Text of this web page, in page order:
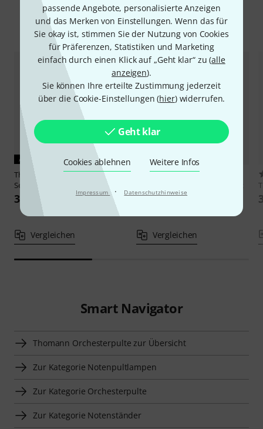
passende Angebote, personalisierte Anzeigen
und das Merken von Einstellungen. Wenn das für
Sie okay ist, stimmen Sie der Nutzung von Cookies
für Präferenzen, Statistiken und Marketing
einfach durch einen Klick auf „Geht klar“ zu (alle
anzeigen).
Sie können Ihre erteilte Zustimmung jederzeit
über die Cookie-Einstellungen (hier) widerrufen.
Geht klar
Cookies ablehnen Weitere Infos
Impressum · Datenschutzhinweise
Alternativen vergleichen
AKTUELLES PRODUKT
Thomann
Orchestra Premium
Set 1
36 €
Vergleichen
7
1
Vergleichen
Smart Navigator
Thomann Orchesterpulte zur Übersicht
Zur Kategorie Notenpultlampen
Zur Kategorie Orchesterpulte
Zur Kategorie Notenständer